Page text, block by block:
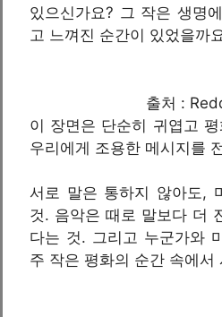
있으신가요? 그 작은 생명
고 느껴진 순간이 있었을까
출처 :
이 장면은 단순히 귀엽고
우리에게 조용한 메시지를
서로 말은 통하지 않아도,
것. 음악은 때로 말보다 더
다는 것. 그리고 누군가와
주 작은 평화의 순간 속에서